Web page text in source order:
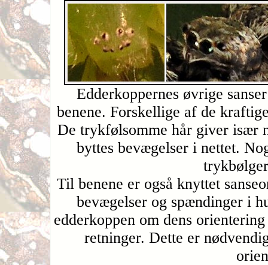
Edderkoppernes øvrige
benene. Forskellige af de
De trykfølsomme hår giver især
byttes bevægelser i nettet.
Til benene er også knyttet
bevægelser og spændinger i
edderkoppen om dens
retninger. Dette er